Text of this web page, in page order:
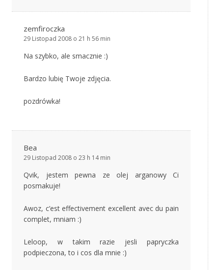
zemfiroczka
29 Listopad 2008 o 21 h 56 min
Na szybko, ale smacznie :)
Bardzo lubię Twoje zdjęcia.
pozdrówka!
Bea
29 Listopad 2008 o 23 h 14 min
Qvik, jestem pewna ze olej arganowy Ci
posmakuje!
Awoz, c’est effectivement excellent avec du pain
complet, mniam :)
Leloop, w takim razie jesli papryczka
podpieczona, to i cos dla mnie :)